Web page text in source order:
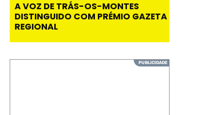
A VOZ DE TRÁS-OS-MONTES
DISTINGUIDO COM PRÉMIO GAZETA
REGIONAL